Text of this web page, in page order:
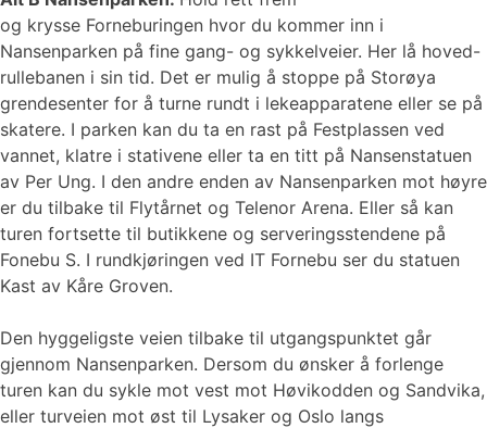
og krysse Forneburingen hvor du kommer inn i
Nansenparken på fine gang- og sykkelveier. Her lå hoved-
rullebanen i sin tid. Det er mulig å stoppe på Storøya
grendesenter for å turne rundt i lekeapparatene eller se på
skatere. I parken kan du ta en rast på Festplassen ved
vannet, klatre i stativene eller ta en titt på Nansenstatuen
av Per Ung. I den andre enden av Nansenparken mot høyre
er du tilbake til Flytårnet og Telenor Arena. Eller så kan
turen fortsette til butikkene og serveringsstendene på
Fonebu S. I rundkjøringen ved IT Fornebu ser du statuen
Kast av Kåre Groven.
Den hyggeligste veien tilbake til utgangspunktet går
gjennom Nansenparken. Dersom du ønsker å forlenge
turen kan du sykle mot vest mot Høvikodden og Sandvika,
eller turveien mot øst til Lysaker og Oslo langs